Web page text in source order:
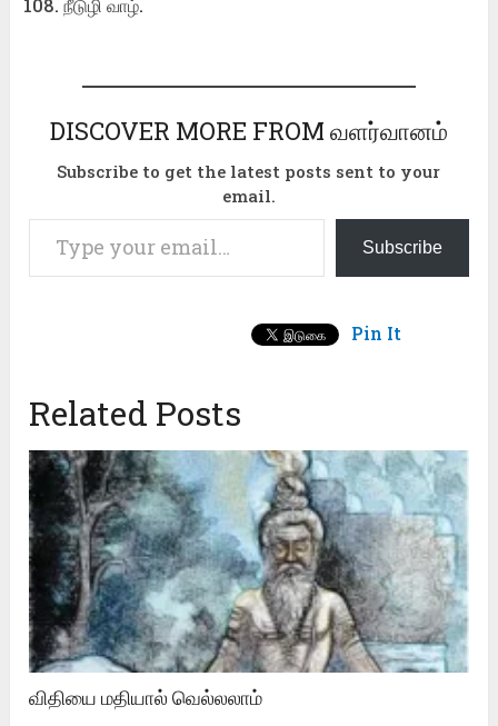
நீடுழி வாழ்.
DISCOVER MORE FROM வளர்வானம்
Subscribe to get the latest posts sent to your
email.
Type your email…
Subscribe
Pin It
Related Posts
விதியை மதியால் வெல்லலாம்